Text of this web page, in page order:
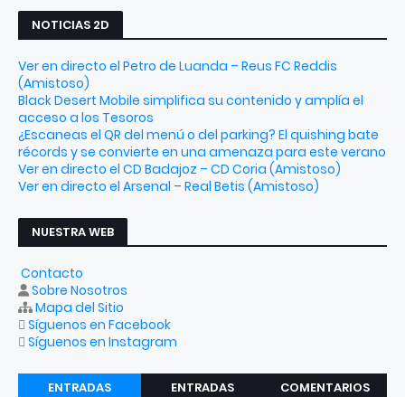
NOTICIAS 2D
Ver en directo el Petro de Luanda – Reus FC Reddis
(Amistoso)
Black Desert Mobile simplifica su contenido y amplía el
acceso a los Tesoros
¿Escaneas el QR del menú o del parking? El quishing bate
récords y se convierte en una amenaza para este verano
Ver en directo el CD Badajoz – CD Coria (Amistoso)
Ver en directo el Arsenal – Real Betis (Amistoso)
NUESTRA WEB
Contacto
Sobre Nosotros
Mapa del Sitio
Síguenos en Facebook
Síguenos en Instagram
ENTRADAS
ENTRADAS
COMENTARIOS